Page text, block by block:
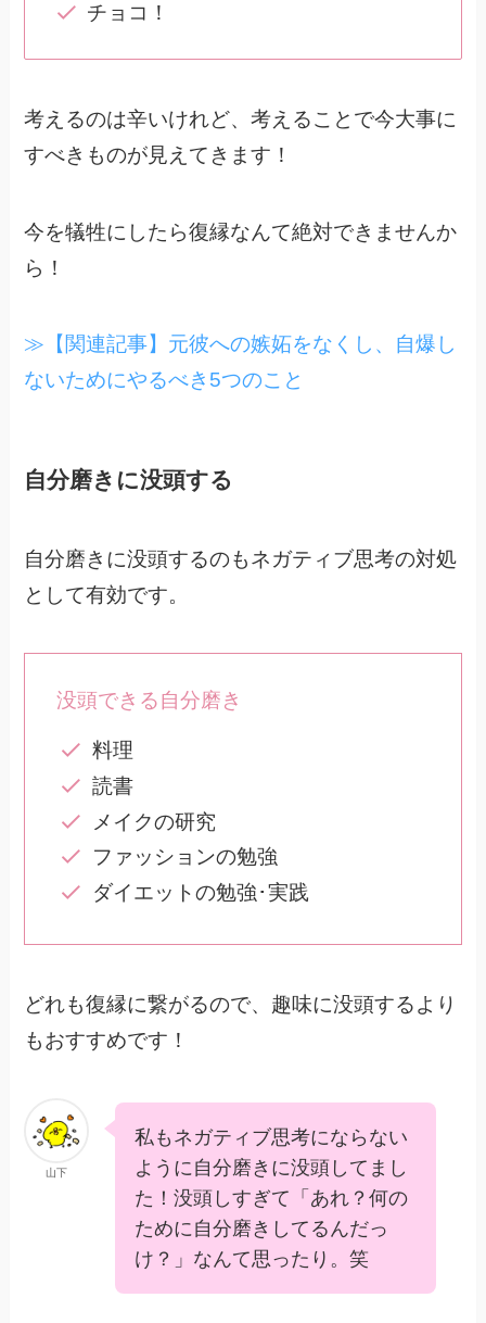
チョコ！
考えるのは辛いけれど、考えることで今大事に
すべきものが見えてきます！
今を犠牲にしたら復縁なんて絶対できませんか
ら！
≫【関連記事】元彼への嫉妬をなくし、自爆し
ないためにやるべき5つのこと
自分磨きに没頭する
自分磨きに没頭するのもネガティブ思考の対処
として有効です。
没頭できる自分磨き
料理
読書
メイクの研究
ファッションの勉強
ダイエットの勉強･実践
どれも復縁に繋がるので、趣味に没頭するより
もおすすめです！
山下
私もネガティブ思考にならない
ように自分磨きに没頭してまし
た！没頭しすぎて「あれ？何の
ために自分磨きしてるんだっ
け？」なんて思ったり。笑